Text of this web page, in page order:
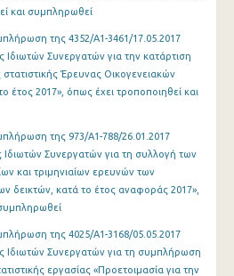
και συμπληρωθεί
της 4352/Α1-3461/17.05.2017
Συνεργατών για την κατάρτιση
Έρευνας Οικογενειακών
2017», όπως έχει τροποποιηθεί και
της 973/Α1-788/26.01.2017
Συνεργατών για τη συλλογή των
και τριμηνιαίων ερευνών των
δεικτών, κατά το έτος αναφοράς 2017»,
της 4025/Α1-3168/05.05.2017
Συνεργατών για τη συμπλήρωση
εργασίας «Προετοιμασία για την